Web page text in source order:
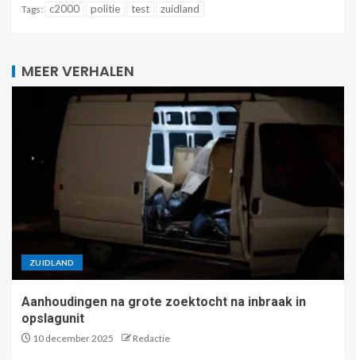
Tags: c2000 politie test zuidland
MEER VERHALEN
ZUIDLAND
Aanhoudingen na grote zoektocht na inbraak in
opslagunit
10 december 2025 Redactie